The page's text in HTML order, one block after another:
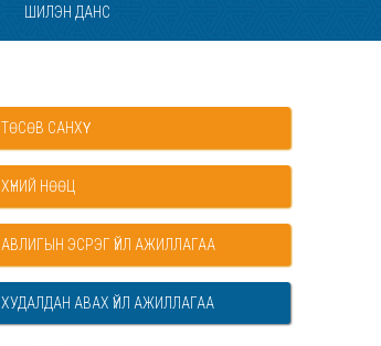
ШИЛЭН ДАНС
ТӨСӨВ САНХҮҮ
ХҮНИЙ НӨӨЦ
АВЛИГЫН ЭСРЭГ ҮЙЛ АЖИЛЛАГАА
ХУДАЛДАН АВАХ ҮЙЛ АЖИЛЛАГАА